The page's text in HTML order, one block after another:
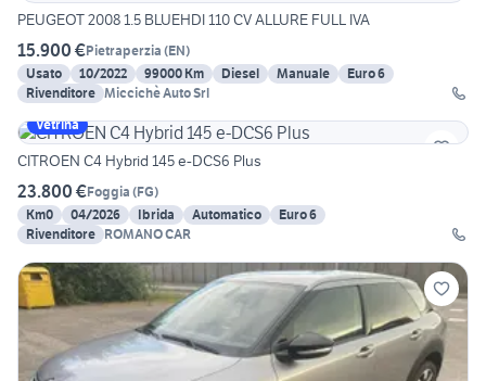
PEUGEOT 2008 1.5 BLUEHDI 110 CV ALLURE FULL IVA
15.900 €Pietraperzia (EN)
Usato
10/2022 99000 Km Diesel Manuale
Euro 6
Rivenditore Miccichè Auto Srl
Vetrina
CITROEN C4 Hybrid 145 e-DCS6 Plus
23.800 €Foggia (FG)
Km0
04/2026 Ibrida Automatico
Euro 6
Rivenditore ROMANO CAR